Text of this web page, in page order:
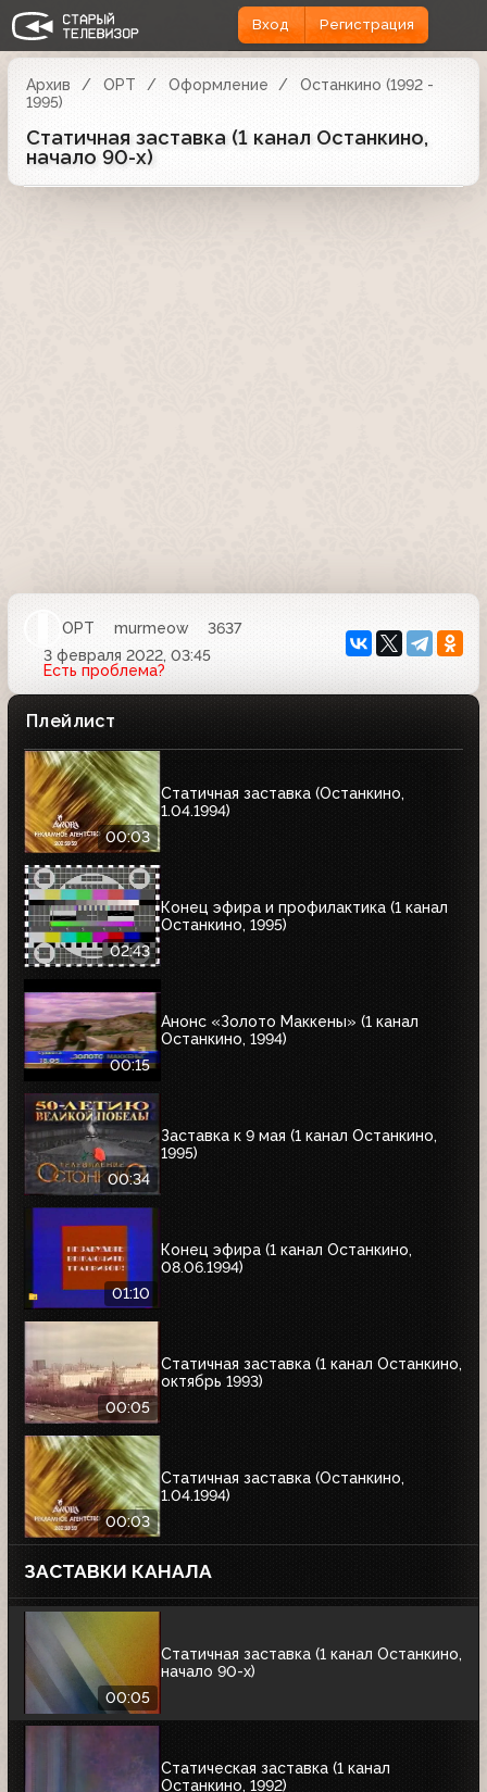
Вход Регистрация
Архив ОРТ Оформление
Останкино (1992 -
1995)
Статичная заставка (1 канал Останкино,
начало 90-х)
ОРТ murmeow
3637
3 февраля 2022, 03:45
Есть проблема?
Плейлист
00:03
Статичная заставка (Останкино,
1.04.1994)
02:43
Конец эфира и профилактика (1 канал
Останкино, 1995)
00:15
Анонс «Золото Маккены» (1 канал
Останкино, 1994)
00:34
Заставка к 9 мая (1 канал Останкино,
1995)
01:10
Конец эфира (1 канал Останкино,
08.06.1994)
00:05
Статичная заставка (1 канал Останкино,
октябрь 1993)
00:03
Статичная заставка (Останкино,
1.04.1994)
ЗАСТАВКИ КАНАЛА
00:05
Статичная заставка (1 канал Останкино,
начало 90-х)
Статическая заставка (1 канал
Останкино, 1992)